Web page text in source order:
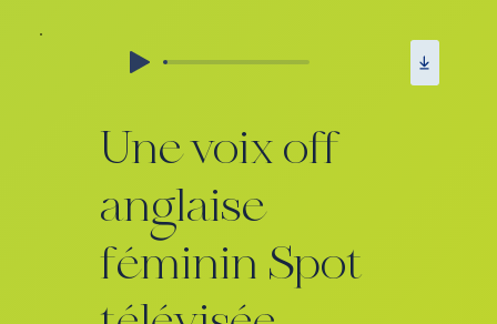
Une voix off
anglaise
féminin Spot